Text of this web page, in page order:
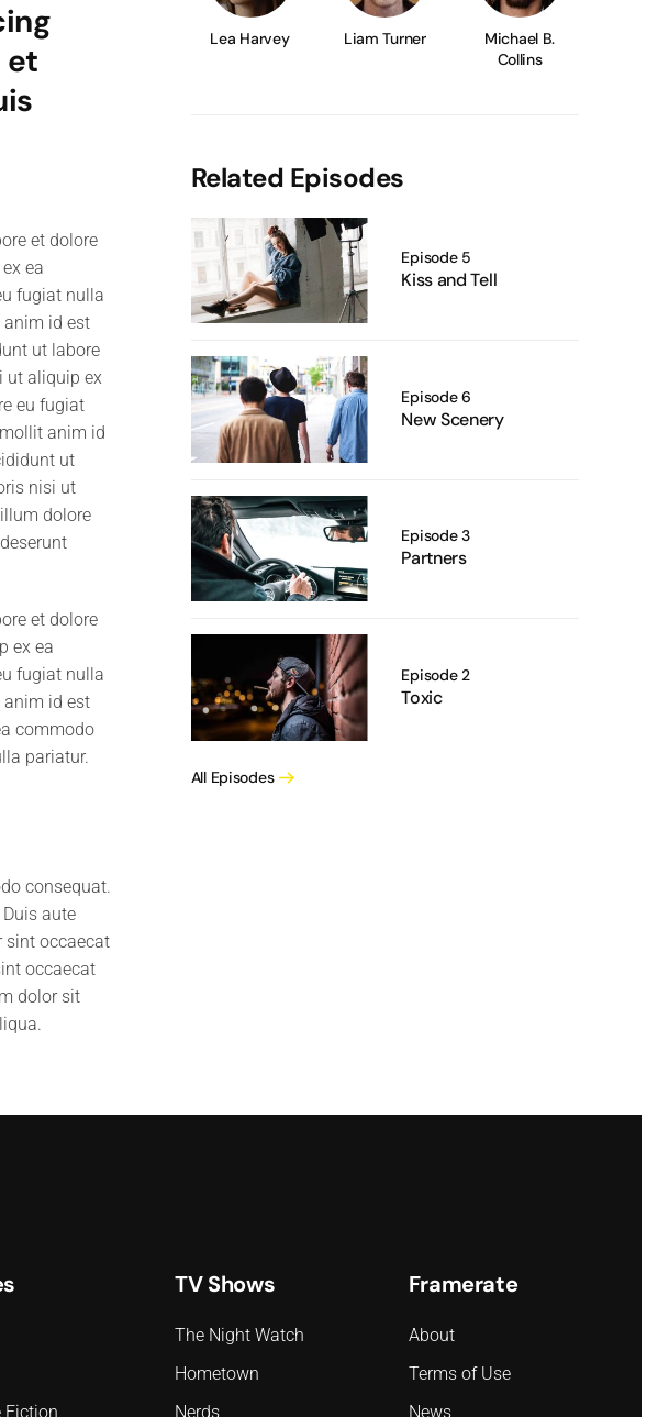
et
et dolore
ea
fugiat nulla
anim id est
ut labore
ut aliquip ex
eu fugiat
anim id
ut
nisi ut
dolore
et dolore
ex ea
fugiat nulla
anim id est
commodo
pariatur.
consequat.
aute
sint occaecat
occaecat
dolor sit
Lea Harvey Liam Turner
Michael B.
Collins
Related Episodes
Episode 5
Kiss and Tell
Episode 6
New Scenery
Episode 3
Partners
Episode 2
Toxic
All Episodes
Fiction
TV Shows
The Night Watch
Hometown
Nerds
Framerate
About
Terms of Use
News